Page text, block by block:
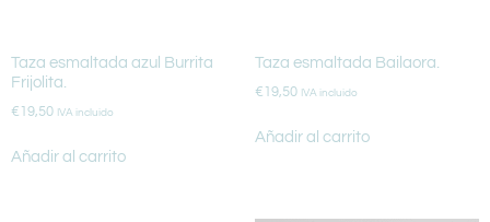
Taza esmaltada azul Burrita
Frijolita.
€ 19,50 IVA incluido
Añadir al carrito
Taza esmaltada Bailaora.
€ 19,50 IVA incluido
Añadir al carrito